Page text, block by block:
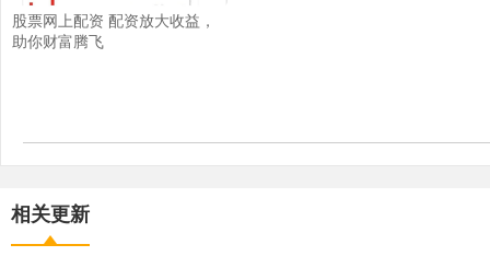
股票网上配资 配资放大收益，
助你财富腾飞
相关更新